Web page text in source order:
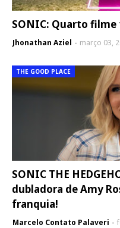
SONIC: Quarto
Jhonathan Aziel março 03,
THE GOOD PLACE
SONIC THE
dubladora de Amy
franquia!
Marcelo Contato Palaveri